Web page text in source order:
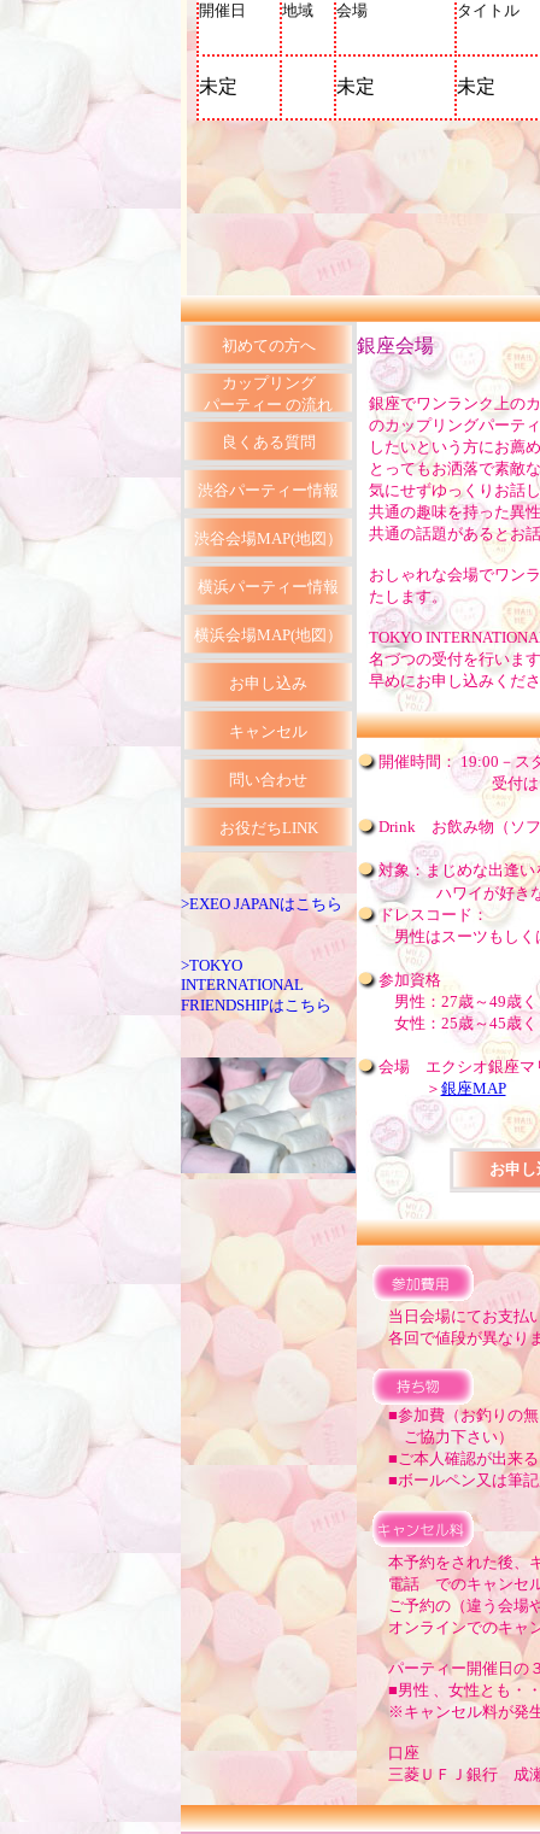
初めての方へ
カップリング
パーティー の流れ
良くある質問
渋谷パーティー情報
渋谷会場MAP(地図）
横浜パーティー情報
横浜会場MAP(地図 ）
お申し込み
キャンセル
問い合わせ
お役だちLINK
>EXEO JAPANはこちら
>TOKYO
INTERNATIONAL
FRIENDSHIPはこちら
銀座会場
銀座でワンランク上の
のカップリングパーテ
したいという方にお薦
とってもお洒落で素敵
気にせずゆっくりお話
共通の趣味を持った異
共通の話題があるとお
おしゃれな会場でワン
たします。
TOKYO
名づつの受付を行いま
早めにお申し込みくだ
開催時間： 19:00－
受付は
Drink お飲み物（ソ
対象：まじめな出逢
ハワイが好き
ドレスコード：
男性はスーツもし
参加資格
男性：27歳～49歳
女性：25歳～45歳く
会場 エクシオ銀座マ
＞ 銀座MAP
お申
当日会場にてお支払
各回で値段が異なり
■参加費（お釣りの無
ご協力下さい）
■ご本人確認が出来
■ボールペン又は筆
本予約をされた後、
電話 でのキャンセ
ご予約の（違う会場
オンラインでのキャ
パーティー開催日の
■男性 、女性とも・
※キャンセル料が発生
口座
三菱ＵＦＪ銀行 成